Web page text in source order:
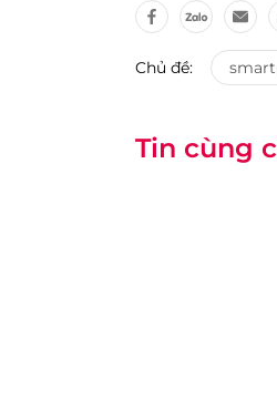
Chủ đề:
Tin cùng